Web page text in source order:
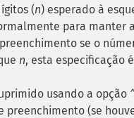
(n) esperado à
para manter
se o
n, esta especificação
usando a opção ^
preenchimento (se